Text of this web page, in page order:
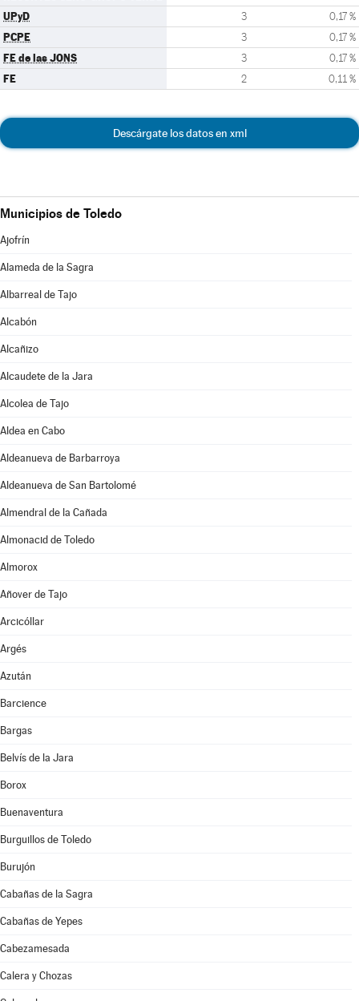
UPyD 3 0,17 %
PCPE 3 0,17 %
FE de las JONS 3 0,17 %
FE 2 0,11 %
Descárgate los datos en xml
Municipios de Toledo
Ajofrín
Alameda de la Sagra
Albarreal de Tajo
Alcabón
Alcañizo
Alcaudete de la Jara
Alcolea de Tajo
Aldea en Cabo
Aldeanueva de Barbarroya
Aldeanueva de San Bartolomé
Almendral de la Cañada
Almonacid de Toledo
Almorox
Añover de Tajo
Arcicóllar
Argés
Azután
Barcience
Bargas
Belvís de la Jara
Borox
Buenaventura
Burguillos de Toledo
Burujón
Cabañas de la Sagra
Cabañas de Yepes
Cabezamesada
Calera y Chozas